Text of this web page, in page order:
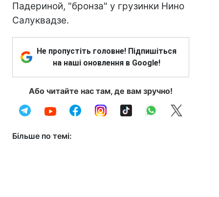
Падериной, "бронза" у грузинки Нино
Салуквадзе.
Не пропустіть головне! Підпишіться
на наші оновлення в Google!
Або читайте нас там, де вам зручно!
Більше по темі: